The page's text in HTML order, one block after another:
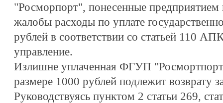
"Росморпорт", понесенные предприятием
жалобы расходы по уплате
рублей в соответствии со статьей 110
управление.
Излишне уплаченная ФГУП
размере 1000 рублей подлежит возврату
Руководствуясь пунктом 2 статьи 269,